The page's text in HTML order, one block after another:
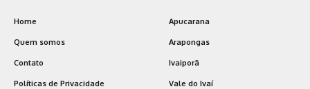
Home
Quem somos
Contato
Políticas de Privacidade
Apucarana
Arapongas
Ivaiporã
Vale do Ivaí